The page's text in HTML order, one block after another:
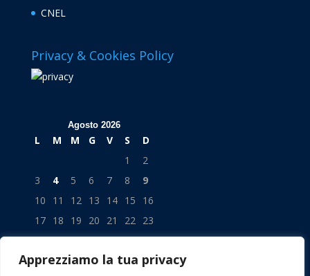
Apprezziamo la tua privacy
CNEL
Privacy & Cookies Policy
Agosto 2026
L M M G V S
D
1
2
3
4 5 6 7 8
9
10
11 12 13 14 15
16
17 18 19 20 21 22 23
24 25 26 27 28 29 30
31